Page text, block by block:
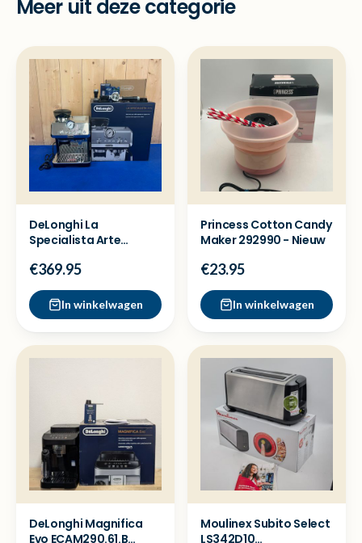
Meer uit deze categorie
DeLonghi La
Specialista Arte
koffiemachine -Nieuw
€369.95
In winkelwagen
Princess Cotton Candy
Maker 292990 - Nieuw
€23.95
In winkelwagen
DeLonghi Magnifica
Evo ECAM290.61.B
Moulinex Subito Select
LS342D10